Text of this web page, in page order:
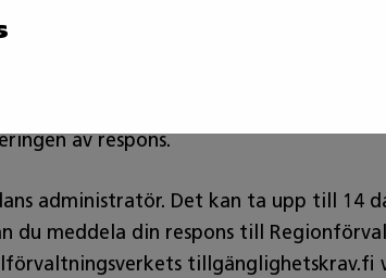
vi vårt bästa för att åtgärda
av respons.
administratör. Det kan ta upp till 14
meddela din respons till
tillgänglighetskrav.fi